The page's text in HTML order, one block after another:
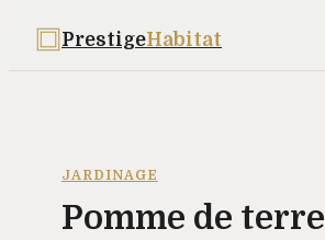
PrestigeHabitat
Déco
Bricolage
JARDINAGE
Pomme de terre